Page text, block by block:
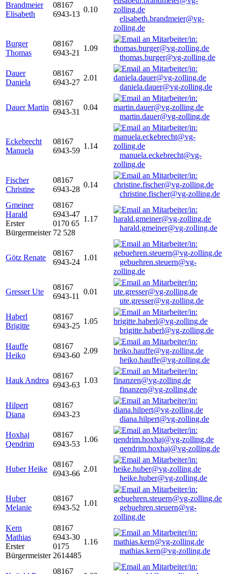
Brandmeier
Elisabeth
08167
6943-13
0.10
elisabeth.brandmeier@vg-
zolling.de
Burger
Thomas
08167
6943-21
1.09
thomas.burger@vg-zolling.de
Dauer
Daniela
08167
6943-27
2.01
daniela.dauer@vg-zolling.de
Dauer Martin
08167
6943-31
0.04
martin.dauer@vg-zolling.de
Eckebrecht
Manuela
08167
6943-59
1.14
manuela.eckebrecht@vg-
zolling.de
Fischer
Christine
08167
6943-28
0.14
christine.fischer@vg-zolling.de
Gmeiner
Harald
Erster
Bürgermeister
08167
6943-47
0170 65
72 528
1.17
harald.gmeiner@vg-zolling.de
Götz Renate
08167
6943-24
1.01
gebuehren.steuern@vg-
zolling.de
Gresser Ute
08167
6943-11
0.01
ute.gresser@vg-zolling.de
Haberl
Brigitte
08167
6943-25
1.05
brigitte.haberl@vg-zolling.de
Hauffe
Heiko
08167
6943-60
2.09
heiko.hauffe@vg-zolling.de
Hauk Andrea
08167
6943-63
1.03
finanzen@vg-zolling.de
Hilpert
Diana
08167
6943-23
diana.hilpert@vg-zolling.de
Hoxhaj
Qendrim
08167
6943-53
1.06
qendrim.hoxhaj@vg-zolling.de
Huber Heike
08167
6943-66
2.01
heike.huber@vg-zolling.de
Huber
Melanie
08167
6943-52
1.01
gebuehren.steuern@vg-
zolling.de
Kern
Mathias
Erster
Bürgermeister
08167
6943-30
0175
2614485
1.16
mathias.kern@vg-zolling.de
08167